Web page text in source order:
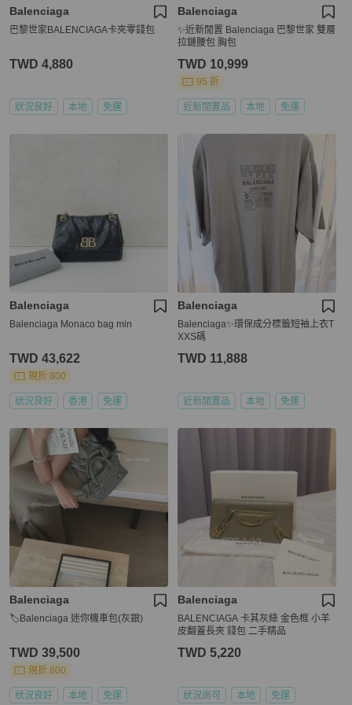
Balenciaga
巴黎世家BALENCIAGA卡夾零錢包
TWD 4,880
狀況良好 本地 免運
Balenciaga
✨近新閒置 Balenciaga 巴黎世家 雙層
拉鏈腰包 胸包
TWD 10,999
95 折
近新閒置品 本地 免運
Balenciaga
Balenciaga Monaco bag min
TWD 43,622
現折 800
狀況良好 香港 免運
Balenciaga
Balenciaga✨環保成分標籤短袖上衣T
XXS碼
TWD 11,888
近新閒置品 本地 免運
Balenciaga
🏷Balenciaga 迷你機車包(灰銀)
TWD 39,500
現折 800
狀況良好 本地 免運
Balenciaga
BALENCIAGA 卡其灰綠 金色框 小羊
皮翻蓋長夾 錢包 二手精品
TWD 5,220
狀況尚可 本地 免運